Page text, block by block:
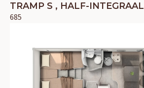
TRAMP S , HALF-INTEGRAAL
685